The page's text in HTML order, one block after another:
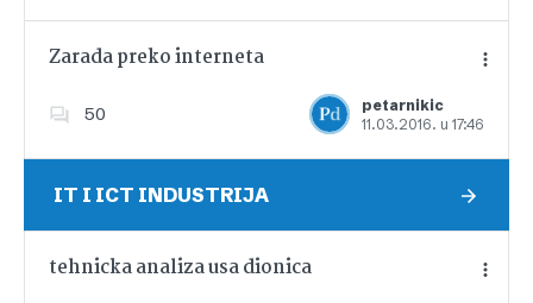
Zarada preko interneta
50
petarnikic
11.03.2016. u 17:46
Dodajte u favorite
IT I ICT INDUSTRIJA
tehnicka analiza usa dionica